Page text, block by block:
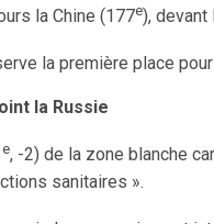
la Chine (177e), devant
la première place
la Russie
e, -2) de la zone blanche
sanitaires ».